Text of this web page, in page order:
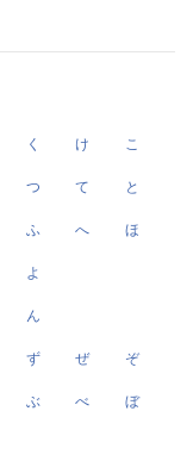
く け こ
つ て と
ふ へ ほ
よ
ん
ず ぜ ぞ
ぶ べ ぼ